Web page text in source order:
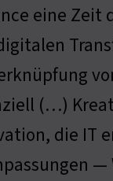
eine Zeit
(…)
die IT
—